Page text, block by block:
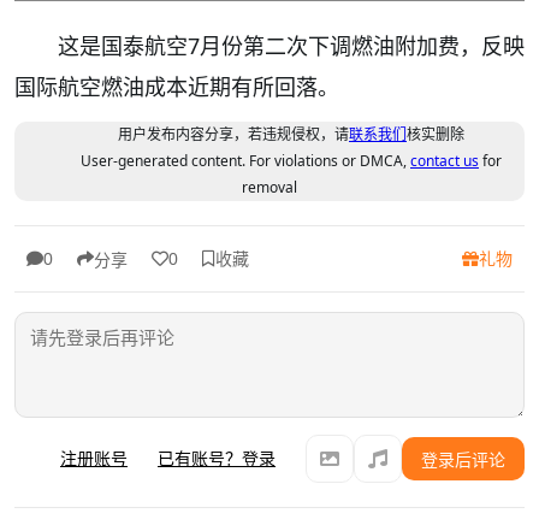
这是国泰航空7月份第二次下调燃油附加费，反映
国际航空燃油成本近期有所回落。
用户发布内容分享，若违规侵权，请联系我们核实删除
User-generated content. For violations or DMCA,contact usfor
removal
0 分享 0 收藏 礼物
注册账号 已有账号？登录 登录后评论